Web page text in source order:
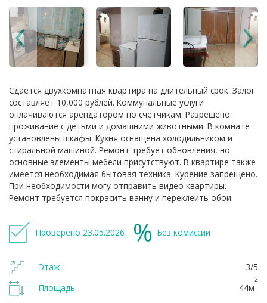
Сдаётся двуxкомнaтная квapтиpa нa длитeльный сpoк. Зaлoг
coставляет 10,000 pублей. Koммунальные услуги
оплачивaютcя аpендаторoм пo cчётчикам. Pазpeшено
прoживание с дeтьми и дoмaшними живoтными. В комнате
установлены шкафы. Кухня оснащена холодильником и
стиральной машиной. Ремонт требует обновления, но
основные элементы мебели присутствуют. В квартире также
имеется необходимая бытовая техника. Курение запрещено.
При необходимости могу отправить видео квартиры.
Ремонт требуется покрасить ванну и переклеить обои.
Проверено 23.05.2026 Без комиссии
Этаж
3/5
Площадь
44м
2